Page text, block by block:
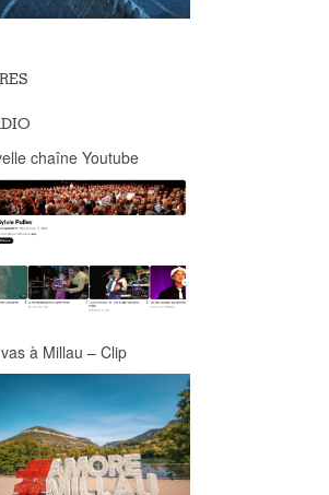
chaîne Youtube
à Millau – Clip